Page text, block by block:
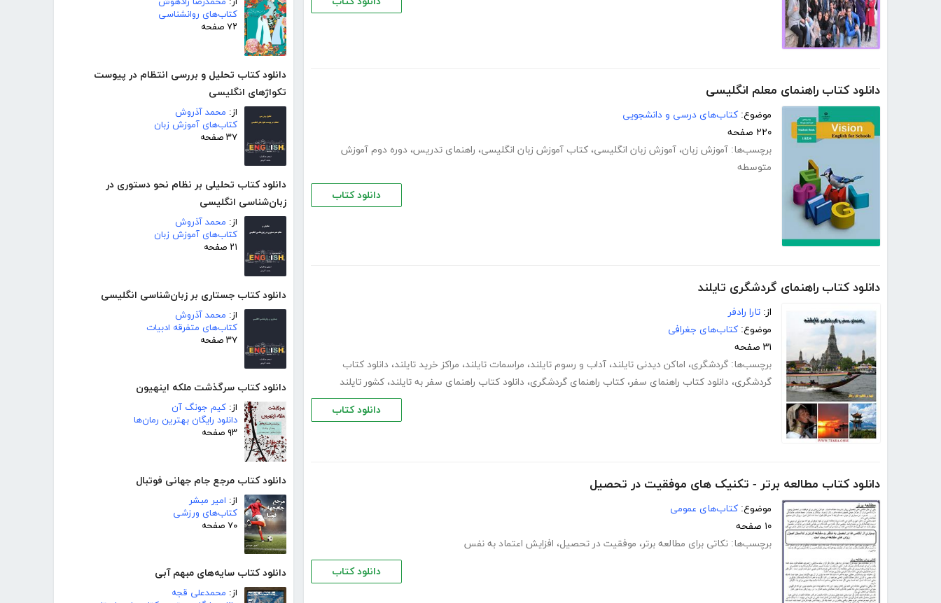
کتاب‌های روانشناسی
۷۲ صفحه
دانلود کتاب تحلیل و بررسی انتظام در پیوست
تکواژهای انگلیسی
از: محمد آذروش
کتاب‌های آموزش زبان
۳۷ صفحه
دانلود کتاب تحلیلی بر نظام نحو دستوری در
زبان‌شناسی انگلیسی
از: محمد آذروش
کتاب‌های آموزش زبان
۲۱ صفحه
دانلود کتاب جستاری بر زبان‌شناسی انگلیسی
از: محمد آذروش
کتاب‌های متفرقه ادبیات
۳۷ صفحه
دانلود کتاب سرگذشت ملکه اینهیون
از: کیم جونگ آن
دانلود رایگان بهترین رمان‌ها
۹۳ صفحه
دانلود کتاب مرجع جام جهانی فوتبال
از: امیر مبشر
کتاب‌های ورزشی
۷۰ صفحه
دانلود کتاب سایه‌های مبهم آبی
از: محمدعلی قجه
دانلود کتاب راهنمای معلم انگلیسی
موضوع: کتاب‌های درسی و دانشجویی
۲۲۰ صفحه
برچسب‌ها: آموزش زبان، آموزش زبان انگلیسی، کتاب آموزش زبان انگلیسی، راهنمای تدریس، دوره دوم آموزش
متوسطه
دانلود کتاب
دانلود کتاب راهنمای گردشگری تایلند
از: تارا رادفر
موضوع: کتاب‌های جغرافی
۳۱ صفحه
برچسب‌ها: گردشگری، اماکن دیدنی تایلند، آداب و رسوم تایلند، مراسمات تایلند، مراکز خرید تایلند، دانلود کتاب
گردشگری، دانلود کتاب راهنمای سفر، کتاب راهنمای گردشگری، دانلود کتاب راهنمای سفر به تایلند، کشور تایلند
دانلود کتاب
دانلود کتاب مطالعه برتر - تکنیک های موفقیت در تحصیل
موضوع: کتاب‌های عمومی
۱۰ صفحه
برچسب‌ها: نکاتی برای مطالعه برتر، موفقیت در تحصیل، افزایش اعتماد به نفس
دانلود کتاب